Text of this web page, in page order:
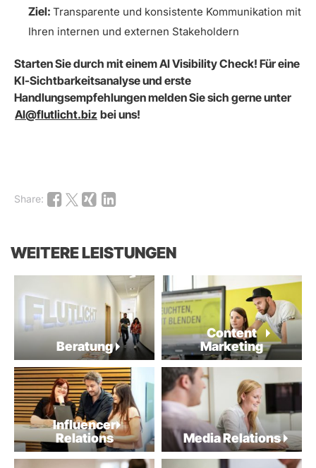
Ziel: Transparente und konsistente Kommunikation mit
Ihren internen und externen Stakeholdern
Starten Sie durch mit einem AI Visibility Check! Für eine
KI-Sichtbarkeitsanalyse und erste
Handlungsempfehlungen melden Sie sich gerne unter
AI@flutlicht.biz bei uns!
Share:
WEITERE LEISTUNGEN
Beratung
Content
Marketing
Influencer
Relations
Media Relations